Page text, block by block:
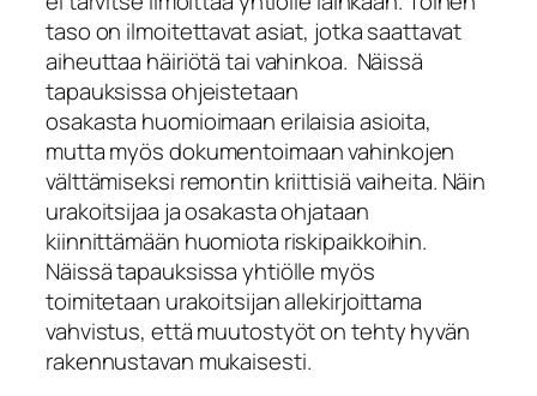
taso on ilmoitettavat asiat, jotka saattavat
aiheuttaa häiriötä tai vahinkoa. Näissä
tapauksissa ohjeistetaan
osakasta huomioimaan erilaisia asioita,
mutta myös dokumentoimaan vahinkojen
välttämiseksi remontin kriittisiä vaiheita. Näin
urakoitsijaa ja osakasta ohjataan
kiinnittämään huomiota riskipaikkoihin.
Näissä tapauksissa yhtiölle myös
toimitetaan urakoitsijan allekirjoittama
vahvistus, että muutostyöt on tehty hyvän
rakennustavan mukaisesti.